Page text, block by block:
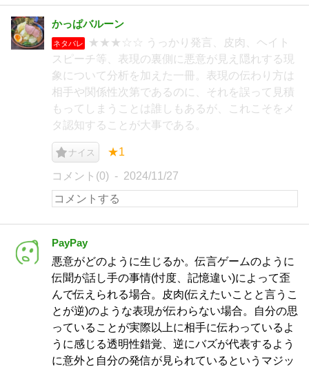
かっぱバルーン
ネタバレ
★★★☆☆ うっかり発言、皮肉、ヘイト
スピーチ等、表現の裏側に悪意が見え隠れする現
象について分析を加えた一冊。表現の伝わり方は
相手や関係性次第であるのに、それを誤って見積
もってしまうことは誰しもあるが、これこそをメ
タ認知することが大事である。
ナイス ★1
コメント(0) 2024/11/27
PayPay
悪意がどのように生じるか。伝言ゲームのように
伝聞が話し手の事情(忖度、記憶違い)によって歪
んで伝えられる場合。皮肉(伝えたいことと言うこ
とが逆)のような表現が伝わらない場合。自分の思
っていることが実際以上に相手に伝わっているよ
うに感じる透明性錯覚、逆にバズが代表するよう
に意外と自分の発信が見られているというマジッ